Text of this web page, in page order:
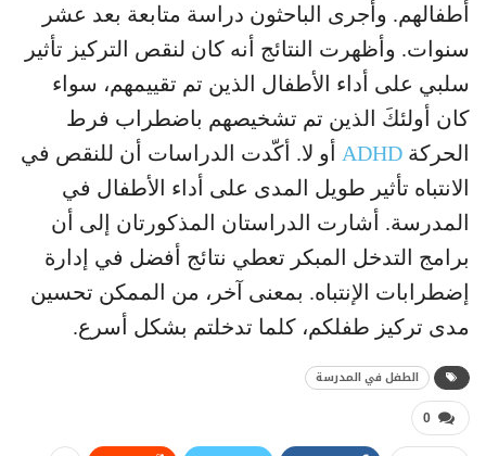
أطفالهم. وأجرى الباحثون دراسة متابعة بعد عشر
سنوات. وأظهرت النتائج أنه كان لنقص التركيز تأثير
سلبي على أداء الأطفال الذين تم تقييمهم، سواء
كان أولئكَ الذين تم تشخيصهم باضطراب فرط
الحركة ADHD أو لا. أكّدت الدراسات أن للنقص في
الانتباه تأثير طويل المدى على أداء الأطفال في
المدرسة. أشارت الدراستان المذكورتان إلى أن
برامج التدخل المبكر تعطي نتائج أفضل في إدارة
إضطرابات الإنتباه. بمعنى آخر، من الممكن تحسين
مدى تركيز طفلكم، كلما تدخلتم بشكل أسرع.
الطفل في المدرسة
0